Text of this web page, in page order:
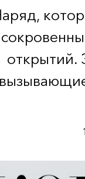
открытий.